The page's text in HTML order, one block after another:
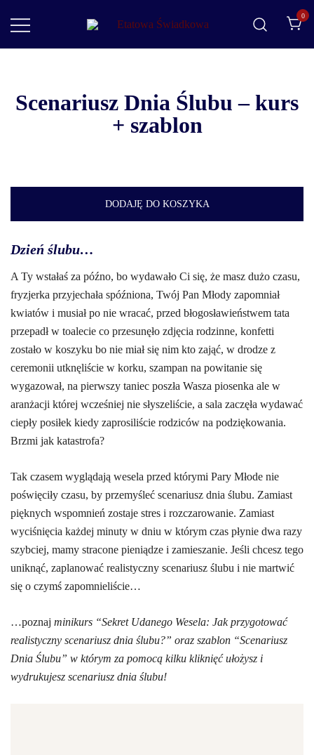
Etatowa Świadkowa
– ślub i wesele na Waszych zasadach
0
Scenariusz Dnia Ślubu – kurs
+ szablon
DODAJĘ DO KOSZYKA
Dzień ślubu…
A Ty wstałaś za późno, bo wydawało Ci się, że masz dużo czasu,
fryzjerka przyjechała spóźniona, Twój Pan Młody zapomniał
kwiatów i musiał po nie wracać, przed błogosławieństwem tata
przepadł w toalecie co przesunęło zdjęcia rodzinne, konfetti
zostało w koszyku bo nie miał się nim kto zająć, w drodze z
ceremonii utknęliście w korku, szampan na powitanie się
wygazował, na pierwszy taniec poszła Wasza piosenka ale w
aranżacji której wcześniej nie słyszeliście, a sala zaczęła wydawać
ciepły posiłek kiedy zaprosiliście rodziców na podziękowania.
Brzmi jak katastrofa?
Tak czasem wyglądają wesela przed którymi Pary Młode nie
poświęciły czasu, by przemyśleć scenariusz dnia ślubu. Zamiast
pięknych wspomnień zostaje stres i rozczarowanie. Zamiast
wyciśnięcia każdej minuty w dniu w którym czas płynie dwa razy
szybciej, mamy stracone pieniądze i zamieszanie. Jeśli chcesz tego
uniknąć, zaplanować realistyczny scenariusz ślubu i nie martwić
się o czymś zapomnieliście…
…poznaj minikurs “Sekret Udanego Wesela: Jak przygotować
realistyczny scenariusz dnia ślubu?” oraz szablon “Scenariusz
Dnia Ślubu” w którym za pomocą kilku kliknięć ułożysz i
wydrukujesz scenariusz dnia ślubu!